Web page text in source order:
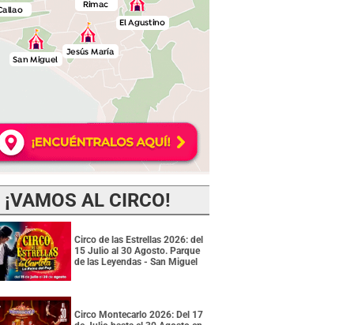
¡VAMOS AL CIRCO!
Circo de las Estrellas 2026: del
15 Julio al 30 Agosto. Parque
de las Leyendas - San Miguel
Circo Montecarlo 2026: Del 17